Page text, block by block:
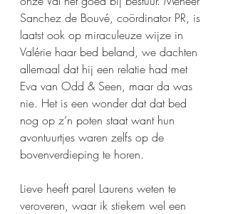
Sanchez de Bouvé, coördinator PR, is
laatst ook op miraculeuze wijze in
Valérie haar bed beland, we dachten
allemaal dat hij een relatie had met
Eva van Odd & Seen, maar da was
nie. Het is een wonder dat dat bed
nog op z’n poten staat want hun
avontuurtjes waren zelfs op de
bovenverdieping te horen.
Lieve heeft parel Laurens weten te
veroveren, waar ik stiekem wel een